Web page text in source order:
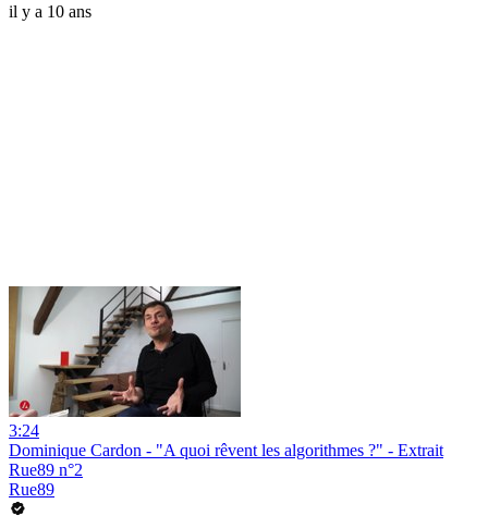
il y a 10 ans
3:24
Dominique Cardon - "A quoi rêvent les algorithmes ?" - Extrait
Rue89 n°2
Rue89